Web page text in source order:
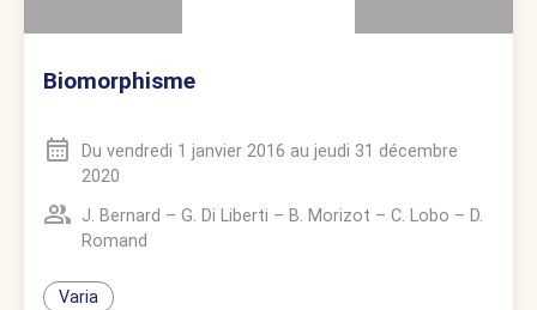
Biomorphisme
Du vendredi 1 janvier 2016 au jeudi 31 décembre
2020
J. Bernard – G. Di Liberti – B. Morizot – C. Lobo – D.
Romand
Varia